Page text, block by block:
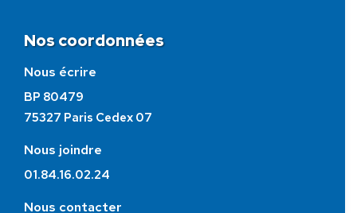
Nos coordonnées
Nous écrire
BP 80479
75327 Paris Cedex 07
Nous joindre
01.84.16.02.24
Nous contacter